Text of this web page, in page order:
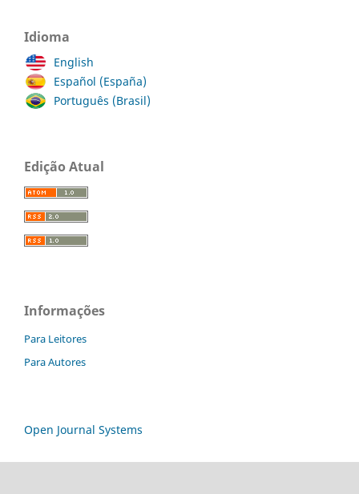
Idioma
English
Español (España)
Português (Brasil)
Edição Atual
Informações
Para Leitores
Para Autores
Open Journal Systems